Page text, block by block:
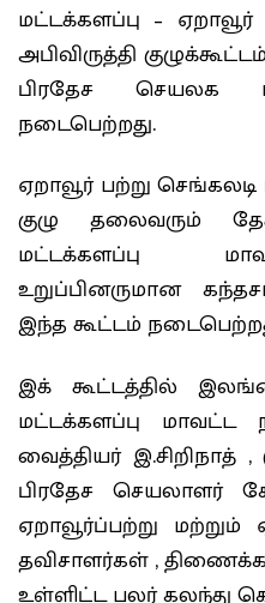
மட்டக்களப்பு –
அபிவிருத்தி
பிரதேச செயலக
நடைபெற்றது.
ஏறாவூர் பற்று
குழு தலைவரும்
மட்டக்களப்பு
உறுப்பினருமான
இந்த கூட்டம்
இக் கூட்டத்தில்
மட்டக்களப்பு மாவட்ட
வைத்தியர் இ.சிறிநாத்
பிரதேச செயலாளர்
ஏறாவூர்ப்பற்று
தவிசாளர்கள் ,
உள்ளிட்ட பலர் கலந்து